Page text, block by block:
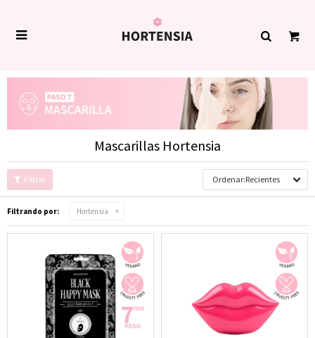

Mascarillas Hortensia
Recientes
Filtrando por: Hortensia